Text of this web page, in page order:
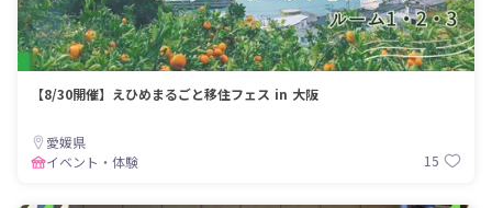
【8/30開催】えひめまるごと移住フェス in 大阪
愛媛県
イベント・体験
15